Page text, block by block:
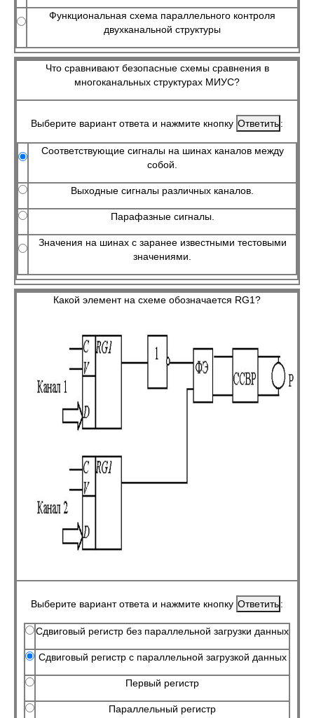
Функциональная схема параллельного контроля
двухканальной структуры
Что сравнивают безопасные схемы сравнения в
многоканальных структурах МИУС?
Выберите вариант ответа и нажмите кнопку :
Соответствующие сигналы на шинах каналов между
собой.
Выходные сигналы различных каналов.
Парафазные сигналы.
Значения на шинах с заранее известными тестовыми
значениями.
Какой элемент на схеме обозначается RG1?
Выберите вариант ответа и нажмите кнопку :
Сдвиговый регистр без параллельной загрузки данных
Сдвиговый регистр с параллельной загрузкой данных
Первый регистр
Параллельный регистр